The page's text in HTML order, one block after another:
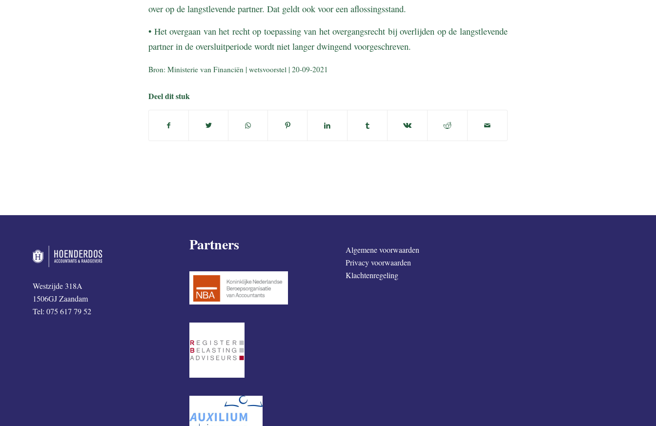
over op de langstlevende partner. Dat geldt ook voor een aflossingsstand.
• Het overgaan van het recht op toepassing van het overgangsrecht bij overlijden op de langstlevende
partner in de oversluitperiode wordt niet langer dwingend voorgeschreven.
Bron: Ministerie van Financiën | wetsvoorstel | 20-09-2021
Deel dit stuk
Westzijde 318A
1506GJ Zaandam
Tel: 075 617 79 52
Partners
Algemene voorwaarden
Privacy voorwaarden
Klachtenregeling